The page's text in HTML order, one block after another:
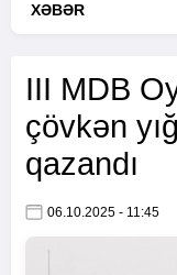
XƏBƏR
III MDB
çövkən
qazandı
06.10.2025 - 11:45